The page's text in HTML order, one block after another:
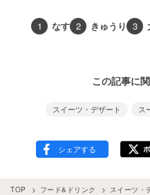
1 なす 2 きゅうり 3
この記事に
スイーツ・デザート ス
TOP フード&ドリンク スイーツ・